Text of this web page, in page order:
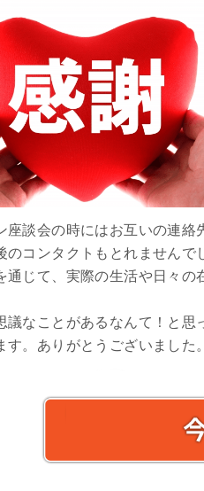
座談会の時にはお互いの連
のコンタクトもとれません
通じて、実際の生活や日々の
議なことがあるなんて！と
す。ありがとうございました。